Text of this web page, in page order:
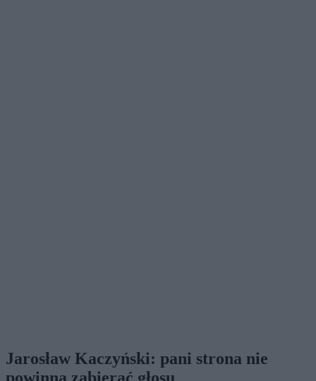
Jarosław Kaczyński: pani strona nie